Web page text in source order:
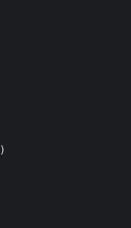
)